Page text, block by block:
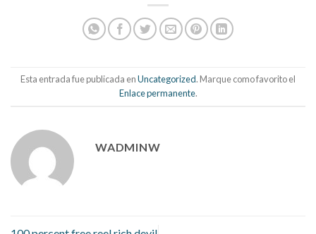
Esta entrada fue publicada enUncategorized. Marque como favorito el
Enlace permanente.
WADMINW